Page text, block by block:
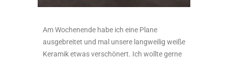
Am Wochenende habe ich eine Plane
ausgebreitet und mal unsere langweilig weiße
Keramik etwas verschönert. Ich wollte gerne